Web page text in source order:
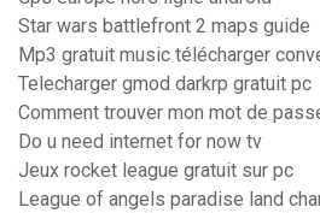
Star wars battlefront 2 maps guide
Mp3 gratuit music télécharger
Telecharger gmod darkrp gratuit pc
Comment trouver mon mot de
Do u need internet for now tv
Jeux rocket league gratuit sur pc
League of angels paradise land